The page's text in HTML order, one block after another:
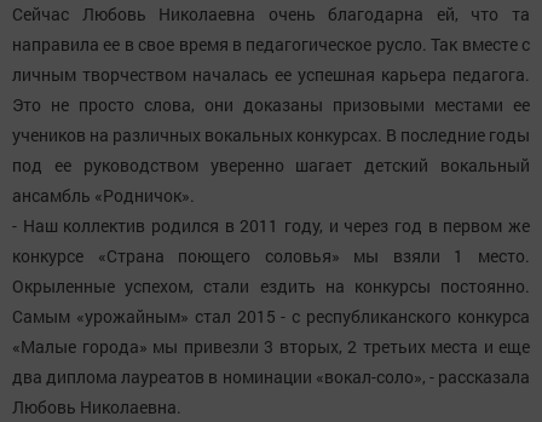
Сейчас Любовь Николаевна очень благодарна ей, что та
направила ее в свое время в педагогическое русло. Так вместе с
личным творчеством началась ее успешная карьера педагога.
Это не просто слова, они доказаны призовыми местами ее
учеников на различных вокальных конкурсах. В последние годы
под ее руководством уверенно шагает детский вокальный
ансамбль «Родничок».
- Наш коллектив родился в 2011 году, и через год в первом же
конкурсе «Страна поющего соловья» мы взяли 1 место.
Окрыленные успехом, стали ездить на конкурсы постоянно.
Самым «урожайным» стал 2015 - с республиканского конкурса
«Малые города» мы привезли 3 вторых, 2 третьих места и еще
два диплома лауреатов в номинации «вокал-соло», - рассказала
Любовь Николаевна.